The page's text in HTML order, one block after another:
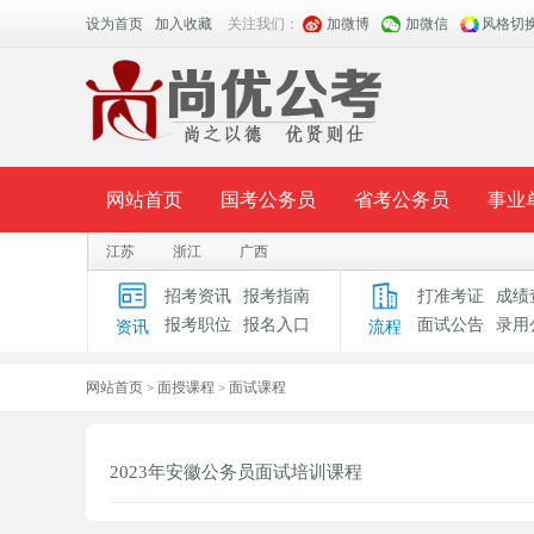
设为首页 加入收藏 关注我们： 加微博 加微信 风格切
网站首页 国考公务员 省考公务员 事业
面授课程 招考公告 面试公告 报考指导
时政热点 视频课堂 名师团队 学员风采
江苏 浙江 广西
资讯
招考资讯
报考指南
报考职位
报名入口 流程
打准考证
成绩
面试公告
录用
网站首页 > 面授课程 > 面试课程
2023年安徽公务员面试培训课程